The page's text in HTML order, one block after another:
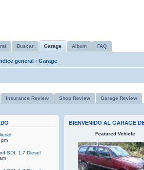
Buscar Garage Album FAQ
general ‹ Garage
Insurance Review Shop Review Garage Review
SDL 1.7 Diesel
BIENVENIDO AL GARAGE
Featured Vehicle